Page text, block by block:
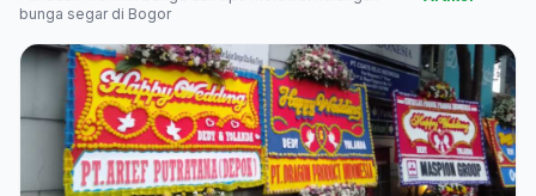
bunga segar di Bogor